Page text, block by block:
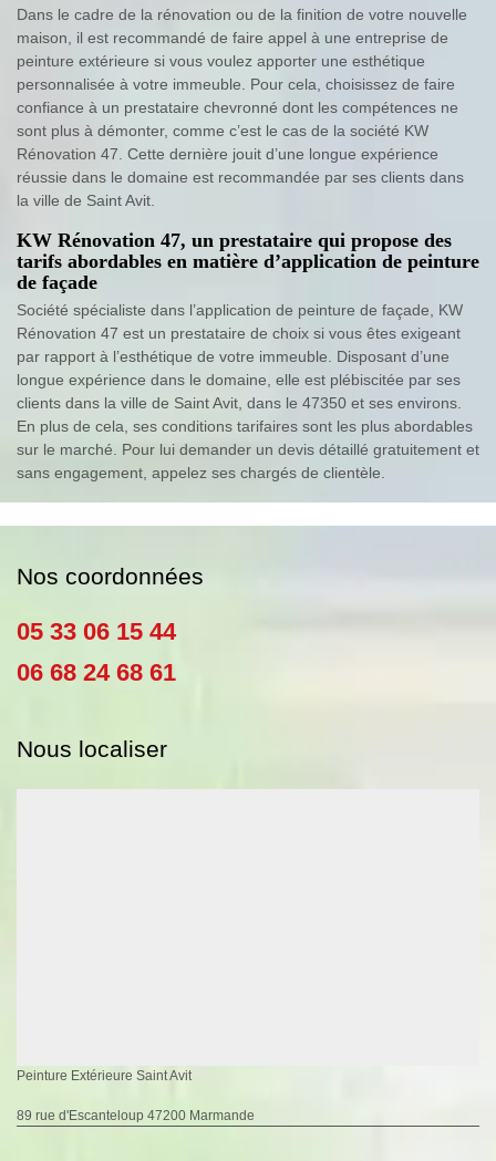
Dans le cadre de la rénovation ou de la finition de votre nouvelle
maison, il est recommandé de faire appel à une entreprise de
peinture extérieure si vous voulez apporter une esthétique
personnalisée à votre immeuble. Pour cela, choisissez de faire
confiance à un prestataire chevronné dont les compétences ne
sont plus à démonter, comme c’est le cas de la société KW
Rénovation 47. Cette dernière jouit d’une longue expérience
réussie dans le domaine est recommandée par ses clients dans
la ville de Saint Avit.
KW Rénovation 47, un prestataire qui propose des
tarifs abordables en matière d’application de peinture
de façade
Société spécialiste dans l’application de peinture de façade, KW
Rénovation 47 est un prestataire de choix si vous êtes exigeant
par rapport à l’esthétique de votre immeuble. Disposant d’une
longue expérience dans le domaine, elle est plébiscitée par ses
clients dans la ville de Saint Avit, dans le 47350 et ses environs.
En plus de cela, ses conditions tarifaires sont les plus abordables
sur le marché. Pour lui demander un devis détaillé gratuitement et
sans engagement, appelez ses chargés de clientèle.
Nos coordonnées
05 33 06 15 44
06 68 24 68 61
Nous localiser
Peinture Extérieure Saint Avit
89 rue d'Escanteloup 47200 Marmande